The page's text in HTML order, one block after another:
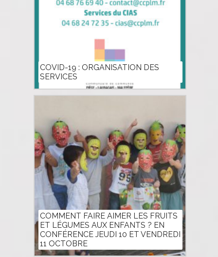
COVID-19 : ORGANISATION DES
SERVICES
COMMENT FAIRE AIMER LES FRUITS
ET LÉGUMES AUX ENFANTS ? EN
CONFÉRENCE JEUDI 10 ET VENDREDI
11 OCTOBRE